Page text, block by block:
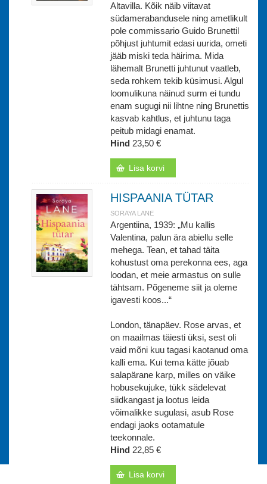
Altavilla. Kõik näib viitavat
südamerabandusele ning ametlikult
pole commissario Guido Brunettil
põhjust juhtumit edasi uurida, ometi
jääb miski teda häirima. Mida
lähemalt Brunetti juhtunut vaatleb,
seda rohkem tekib küsimusi. Algul
loomulikuna näinud surm ei tundu
enam sugugi nii lihtne ning Brunettis
kasvab kahtlus, et juhtunu taga
peitub midagi enamat.
Hind 23,50 €
Lisa korvi
HISPAANIA TÜTAR
SORAYA LANE
Argentiina, 1939: „Mu kallis
Valentina, palun ära abiellu selle
mehega. Tean, et tahad täita
kohustust oma perekonna ees, aga
loodan, et meie armastus on sulle
tähtsam. Põgeneme siit ja oleme
igavesti koos...“
London, tänapäev. Rose arvas, et
on maailmas täiesti üksi, sest oli
vaid mõni kuu tagasi kaotanud oma
kalli ema. Kui tema kätte jõuab
salapärane karp, milles on väike
hobusekujuke, tükk sädelevat
siidkangast ja lootus leida
võimalikke sugulasi, asub Rose
endagi jaoks ootamatule
teekonnale.
Hind 22,85 €
Lisa korvi